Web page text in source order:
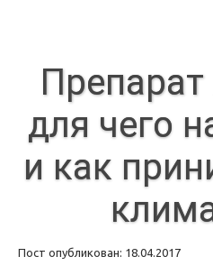
для чего
и как
Пост опубликован: 18.04.2017